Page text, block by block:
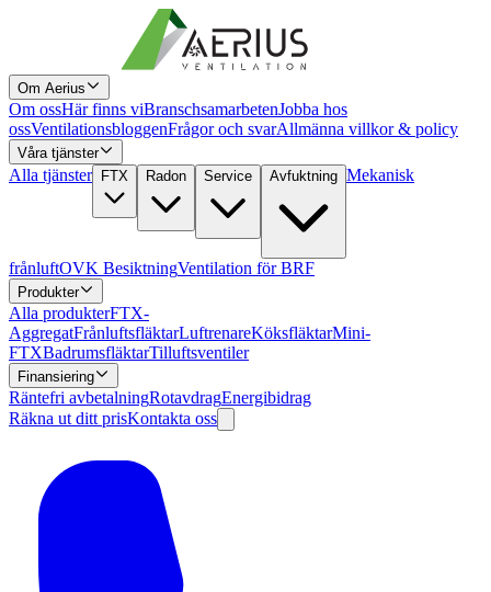
Om Aerius
Om ossHär finns viBranschsamarbetenJobba hos
ossVentilationsbloggenFrågor och svarAllmänna villkor & policy
Våra tjänster
Alla tjänster FTX Radon Service Avfuktning Mekanisk
frånluftOVK BesiktningVentilation för BRF
Produkter
Alla produkterFTX-
AggregatFrånluftsfläktarLuftrenareKöksfläktarMini-
FTXBadrumsfläktarTilluftsventiler
Finansiering
Räntefri avbetalningRotavdragEnergibidrag
Räkna ut ditt prisKontakta oss